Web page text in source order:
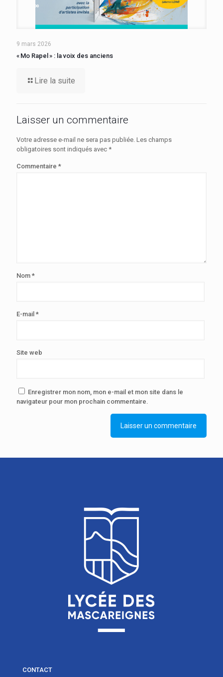
9 mars 2026
« Mo Rapel » : la voix des anciens
Lire la suite
Laisser un commentaire
Votre adresse e-mail ne sera pas publiée. Les champs
obligatoires sont indiqués avec *
Commentaire *
Nom *
E-mail *
Site web
Enregistrer mon nom, mon e-mail et mon site dans le
navigateur pour mon prochain commentaire.
CONTACT